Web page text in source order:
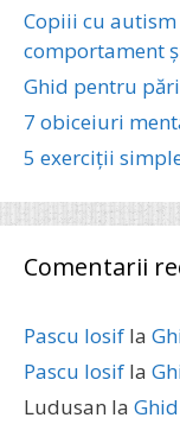
Copiii cu autism
comportament
Ghid pentru
7 obiceiuri
5 exerciții
Comentarii
Pascu Iosif la
Pascu Iosif la
Ludusan la